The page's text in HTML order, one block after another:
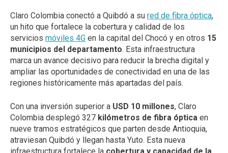
Claro Colombia conectó a Quibdó a su red de fibra óptica,
un hito que fortalece la cobertura y calidad de los
servicios móviles 4G en la capital del Chocó y en otros 15
municipios del departamento. Esta infraestructura
marca un avance decisivo para reducir la brecha digital y
ampliar las oportunidades de conectividad en una de las
regiones históricamente más apartadas del país.
Con una inversión superior a USD 10 millones, Claro
Colombia desplegó 327 kilómetros de fibra óptica en
nueve tramos estratégicos que parten desde Antioquia,
atraviesan Quibdó y llegan hasta Yuto. Esta nueva
infraestructura fortalece la cobertura y capacidad de la